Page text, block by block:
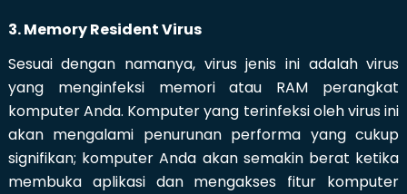
3. Memory Resident Virus
Sesuai dengan namanya, virus jenis ini adalah virus
yang menginfeksi memori atau RAM perangkat
komputer Anda. Komputer yang terinfeksi oleh virus ini
akan mengalami penurunan performa yang cukup
signifikan; komputer Anda akan semakin berat ketika
membuka aplikasi dan mengakses fitur komputer